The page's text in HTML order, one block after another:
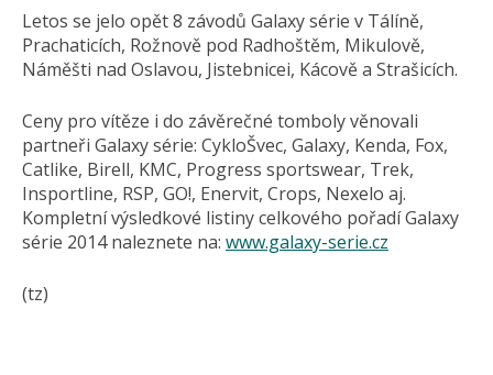
Letos se jelo opět 8 závodů Galaxy série v Tálíně,
Prachaticích, Rožnově pod Radhoštěm, Mikulově,
Náměšti nad Oslavou, Jistebnicei, Kácově a Strašicích.
Ceny pro vítěze i do závěrečné tomboly věnovali
partneři Galaxy série: CykloŠvec, Galaxy, Kenda, Fox,
Catlike, Birell, KMC, Progress sportswear, Trek,
Insportline, RSP, GO!, Enervit, Crops, Nexelo aj.
Kompletní výsledkové listiny celkového pořadí Galaxy
série 2014 naleznete na: www.galaxy-serie.cz
(tz)